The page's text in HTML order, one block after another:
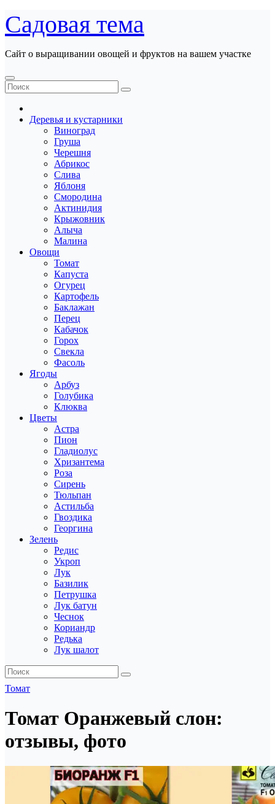
Перейти
к
содержанию
Садовая тема
Сайт о выращивании овощей и фруктов на вашем участке
Деревья и кустарники
Виноград
Груша
Черешня
Абрикос
Слива
Яблоня
Смородина
Актинидия
Крыжовник
Алыча
Малина
Овощи
Томат
Капуста
Огурец
Картофель
Баклажан
Перец
Кабачок
Горох
Свекла
Фасоль
Ягоды
Арбуз
Голубика
Клюква
Цветы
Астра
Пион
Гладиолус
Хризантема
Роза
Сирень
Тюльпан
Астильба
Гвоздика
Георгина
Зелень
Редис
Укроп
Лук
Базилик
Петрушка
Лук батун
Чеснок
Кориандр
Редька
Лук шалот
Томат
Томат Оранжевый слон:
отзывы, фото